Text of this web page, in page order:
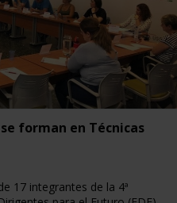
forman en Técnicas
17 integrantes de la 4ª